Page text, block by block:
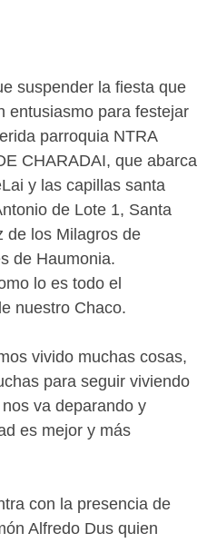
suspender la fiesta que
entusiasmo para festejar
parroquia NTRA
CHARADAI, que abarca
y las capillas santa
de Lote 1, Santa
de los Milagros de
de Haumonia.
lo es todo el
nuestro Chaco.
vivido muchas cosas,
para seguir viviendo
va deparando y
es mejor y más
con la presencia de
Alfredo Dus quien